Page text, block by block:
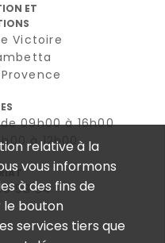
ET
Victoire
09h00 à 16h00
à 12h00
58 84
relative à la
vous informons
à des fins de
le bouton
services tiers que